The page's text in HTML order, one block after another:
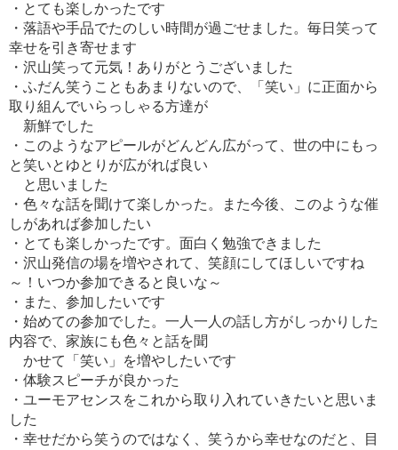
・とても楽しかったです
・落語や手品でたのしい時間が過ごせました。毎日笑って
幸せを引き寄せます
・沢山笑って元気！ありがとうございました
・ふだん笑うこともあまりないので、「笑い」に正面から
取り組んでいらっしゃる方達が
新鮮でした
・このようなアピールがどんどん広がって、世の中にもっ
と笑いとゆとりが広がれば良い
と思いました
・色々な話を聞けて楽しかった。また今後、このような催
しがあれば参加したい
・とても楽しかったです。面白く勉強できました
・沢山発信の場を増やされて、笑顔にしてほしいですね
～！いつか参加できると良いな～
・また、参加したいです
・始めての参加でした。一人一人の話し方がしっかりした
内容で、家族にも色々と話を聞
かせて「笑い」を増やしたいです
・体験スピーチが良かった
・ユーモアセンスをこれから取り入れていきたいと思いま
した
・幸せだから笑うのではなく、笑うから幸せなのだと、目